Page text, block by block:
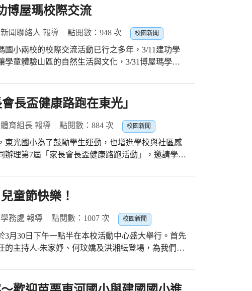
手持定向運動專用地圖，看好方向及路徑找到各
棒球賽、六年級排球賽，為了贏得勝利，孩子們卯
盡全身力氣丟球，接連讓兩人出局，全場歡呼聲
著身高優勢，有時候因為他們太強，所以其他隊友
很努力在幫助我們這隊贏球！ 校長蘇仁彥表
重點，培養西屯孩子閱讀實力、健康活力，同時
子們PK球賽，一同享受親師生「童樂時光」，不僅
勢! #祝福西屯寶貝們兒童節快樂
都睜得好大，興奮得追著太陽能車，歡迎即將入
國小來體驗新奇又有趣的太陽能車創客。喔！
博屋瑪校際交流
聞聯絡人 報導 點閱數：948 次 校園新聞
國小兩校的校際交流活動已行之多年，3/11建功學
學童體驗山區的自然生活與文化，3/31博屋瑪學童
博屋瑪國小古調傳唱下揭開序幕。 此次參訪交流活
刺激，拓展了豐富視野與生活經驗，對建功與博屋
令人難忘的兒童節了。
20210331004418-260421?chdtv
長盃健康路跑在東光」
育組長 報導 點閱數：884 次 校園新聞
東光國小為了鼓勵學生運動，也增進學校與社區感
辦理第7屆「家長會長盃健康路跑活動」，邀請學校
能狀況，分為休閒組及競技組，不只為健康也能挑
數十名教師以身作則，陪伴學生一起跑，也鼓舞著
童節快樂！
務處 報導 點閱數：1007 次 校園新聞
3月30日下午一點半在本校活動中心盛大舉行。首先
的主持人-朱家妤、何玟嬌及洪湘紜登場，為我們擔
賣力的在臺上揮舞，為本次大會揭開序幕，博得滿